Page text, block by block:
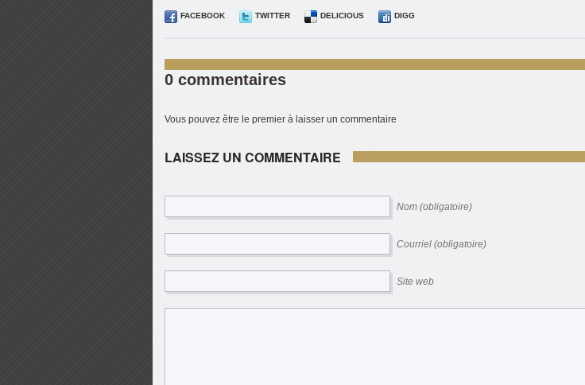
FACEBOOK TWITTER DELICIOUS DIGG
0 commentaires
Vous pouvez être le premier à laisser un commentaire
LAISSEZ UN COMMENTAIRE
Nom (obligatoire)
Courriel (obligatoire)
Site web